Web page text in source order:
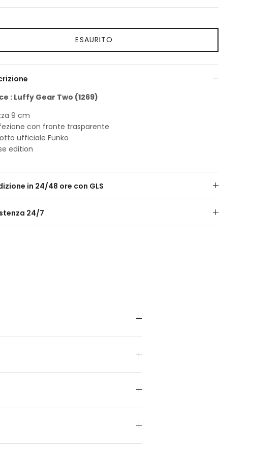
ESAURITO
: Luffy Gear Two (1269)
9 cm
con fronte trasparente
ufficiale Funko
edition
in 24/48 ore con GLS
24/7